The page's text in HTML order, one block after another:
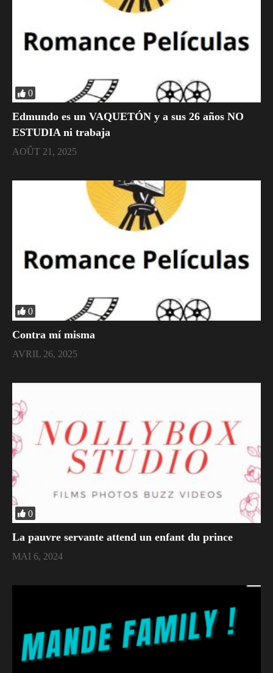
0
Edmundo es un VAQUETÓN y a sus 26 años NO
ESTUDIA ni trabaja
AOÛT 21, 2025
0
Contra mí misma
AVRIL 26, 2025
0
La pauvre servante attend un enfant du prince
MAI 6, 2024